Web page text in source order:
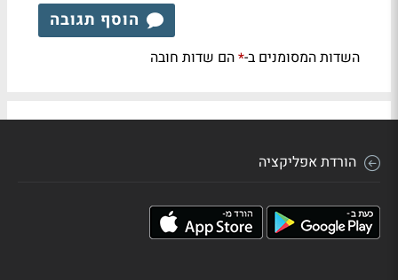
הוסף תגובה
השדות המסומנים ב-*הם שדות חובה
הורדת אפליקציה